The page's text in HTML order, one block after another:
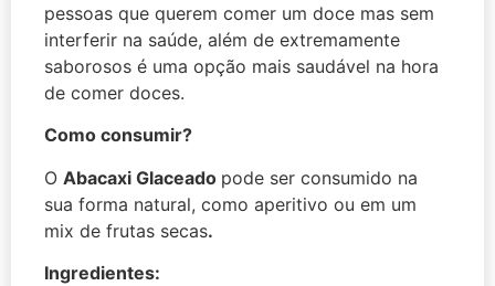
pessoas que querem comer um doce mas sem
interferir na saúde, além de extremamente
saborosos é uma opção mais saudável na hora
de comer doces.
Como consumir?
O Abacaxi Glaceado pode ser consumido na
sua forma natural, como aperitivo ou em um
mix de frutas secas.
Ingredientes: